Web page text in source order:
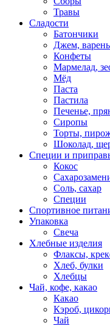
Травы
Сладости
Батончики
Джем,
Конфеты
Мармелад,
Мёд
Паста
Пастила
Печенье,
Сиропы
Торты,
Шоколад,
Специи и
Кокос
Соль, сахар
Специи
Спортивное
Упаковка
Свеча
Хлебные изделия
Флаксы,
Хлеб, булки
Хлебцы
Чай, кофе, какао
Какао
Кэроб,
Чай